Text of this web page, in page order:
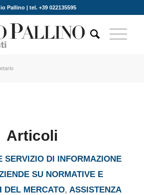
Pallino | tel. +39 022135595
Articoli
SERVIZIO DI INFORMAZIONE
SU NORMATIVE E
DEL MERCATO,ASSISTENZA